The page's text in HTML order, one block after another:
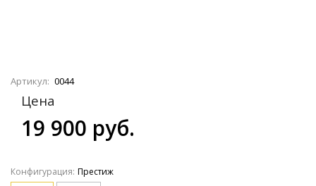
Артикул: 0044
Цена
19 900 руб.
Конфигурация: Престиж